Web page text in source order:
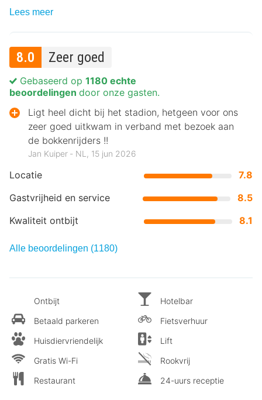
Lees meer
8.0 Zeer goed
Locatie
7.8
Gastvrijheid en service
8.5
Kwaliteit ontbijt
8.1
Gebaseerd op 1180 echte
beoordelingen door onze gasten.
Ligt heel dicht bij het stadion, hetgeen voor ons
zeer goed uitkwam in verband met bezoek aan
de bokkenrijders !!
Jan Kuiper ‐ NL, 15 jun 2026
Alle beoordelingen (1180)
Ontbijt
Betaald parkeren
Huisdiervriendelijk
Gratis Wi-Fi
Restaurant
Hotelbar
Fietsverhuur
Lift
Rookvrij
24-uurs receptie